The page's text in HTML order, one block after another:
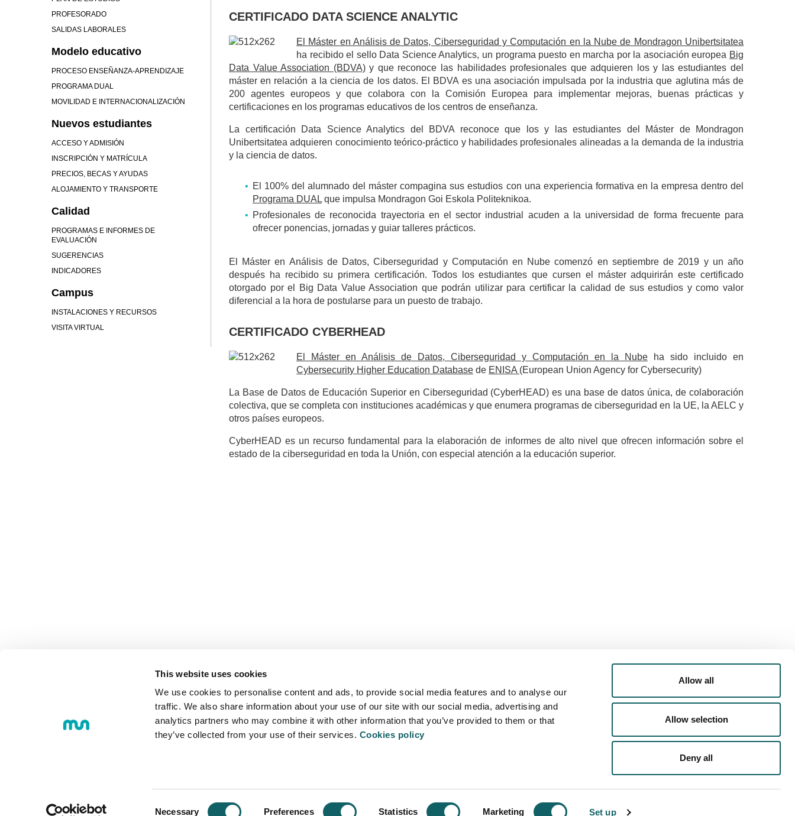
This website uses cookies
We use cookies to personalise content and ads, to provide social media features and to analyse our
traffic. We also share information about your use of our site with our social media, advertising and
analytics partners who may combine it with other information that you’ve provided to them or that
they’ve collected from your use of their services. Cookies policy
Necessary Preferences Statistics Marketing Set up
Allow all
Allow selection
Deny all
CERTIFICADO DATA SCIENCE ANALYTIC
El Máster en Análisis de Datos, Ciberseguridad y Computación en la Nube de Mondragon Unibertsitatea
ha recibido el sello Data Science Analytics, un programa puesto en marcha por la asociación europea Big
Data Value Association (BDVA)y que reconoce las habilidades profesionales que adquieren los y las estudiantes del
máster en relación a la ciencia de los datos. El BDVA es una asociación impulsada por la industria que aglutina más de
200 agentes europeos y que colabora con la Comisión Europea para implementar mejoras, buenas prácticas y
certificaciones en los programas educativos de los centros de enseñanza.
La certificación Data Science Analytics del BDVA reconoce que los y las estudiantes del Máster de Mondragon
Unibertsitatea adquieren conocimiento teórico-práctico y habilidades profesionales alineadas a la demanda de la industria
y la ciencia de datos.
El 100% del alumnado del máster compagina sus estudios con una experiencia formativa en la empresa dentro del
Programa DUAL que impulsa Mondragon Goi Eskola Politeknikoa.
Profesionales de reconocida trayectoria en el sector industrial acuden a la universidad de forma frecuente para
ofrecer ponencias, jornadas y guiar talleres prácticos.
El Máster en Análisis de Datos, Ciberseguridad y Computación en Nube comenzó en septiembre de 2019 y un año
después ha recibido su primera certificación. Todos los estudiantes que cursen el máster adquirirán este certificado
otorgado por el Big Data Value Association que podrán utilizar para certificar la calidad de sus estudios y como valor
diferencial a la hora de postularse para un puesto de trabajo.
CERTIFICADO CYBERHEAD
El Máster en Análisis de Datos, Ciberseguridad y Computación en la Nube ha sido incluido en
Cybersecurity Higher Education Database de ENISA (European Union Agency for Cybersecurity)
La Base de Datos de Educación Superior en Ciberseguridad (CyberHEAD) es una base de datos única, de colaboración
colectiva, que se completa con instituciones académicas y que enumera programas de ciberseguridad en la UE, la AELC y
otros países europeos.
CyberHEAD es un recurso fundamental para la elaboración de informes de alto nivel que ofrecen información sobre el
estado de la ciberseguridad en toda la Unión, con especial atención a la educación superior.
PROFESORADO
SALIDAS LABORALES
Modelo educativo
PROCESO ENSEÑANZA-APRENDIZAJE
PROGRAMA DUAL
MOVILIDAD E INTERNACIONALIZACIÓN
Nuevos estudiantes
ACCESO Y ADMISIÓN
INSCRIPCIÓN Y MATRÍCULA
PRECIOS, BECAS Y AYUDAS
ALOJAMIENTO Y TRANSPORTE
Calidad
PROGRAMAS E INFORMES DE
EVALUACIÓN
SUGERENCIAS
INDICADORES
Campus
INSTALACIONES Y RECURSOS
VISITA VIRTUAL
ALOJARSEEN LA UNIVERSIDAD
Loramendi, 4. Apartado 23 - 20500 Arrasate - Mondragón
+34 943 712 185
Correo electrónico:
info@mondragon.edu